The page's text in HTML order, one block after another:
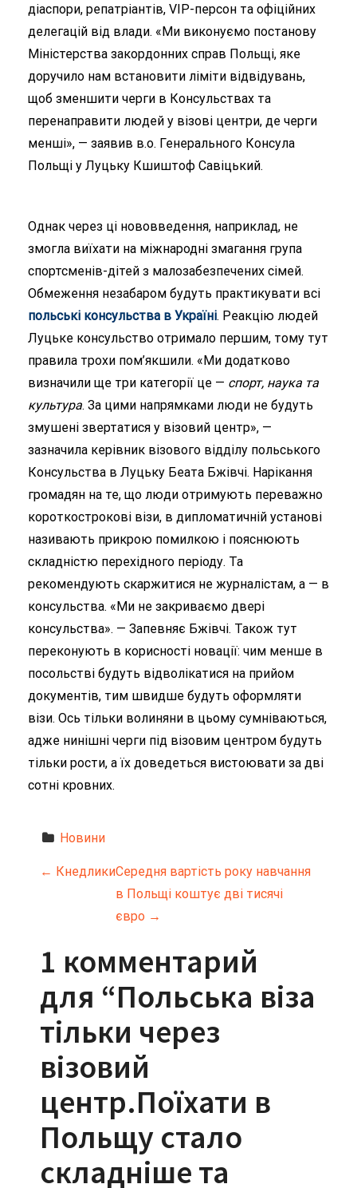
діаспори, репатріантів, VIP-персон та офіційних
делегацій від влади. «Ми виконуємо постанову
Міністерства закордонних справ Польщі, яке
доручило нам встановити ліміти відвідувань,
щоб зменшити черги в Консульствах та
перенаправити людей у візові центри, де черги
менші», — заявив в.о. Генерального Консула
Польщі у Луцьку Кшиштоф Савіцький.
Однак через ці нововведення, наприклад, не
змогла виїхати на міжнародні змагання група
спортсменів-дітей з малозабезпечених сімей.
Обмеження незабаром будуть практикувати всі
польські консульства в Україні. Реакцію людей
Луцьке консульство отримало першим, тому тут
правила трохи пом’якшили. «Ми додатково
визначили ще три категорії це — спорт, наука та
культура. За цими напрямками люди не будуть
змушені звертатися у візовий центр», —
зазначила керівник візового відділу польського
Консульства в Луцьку Беата Бжівчі. Нарікання
громадян на те, що люди отримують переважно
короткострокові візи, в дипломатичній установі
називають прикрою помилкою і пояснюють
складністю перехідного періоду. Та
рекомендують скаржитися не журналістам, а — в
консульства. «Ми не закриваємо двері
консульства». — Запевняє Бжівчі. Також тут
переконують в корисності новації: чим менше в
посольстві будуть відволікатися на прийом
документів, тим швидше будуть оформляти
візи. Ось тільки волиняни в цьому сумніваються,
адже нинішні черги під візовим центром будуть
тільки рости, а їх доведеться вистоювати за дві
сотні кровних.
Новини
Н
в
и
г
а
ц
и
я
← КнедликиСередня вартість року навчання
в Польщі коштує дві тисячі
євро →
1 комментарий
для “Польська віза
тільки через
візовий
центр.Поїхати в
Польщу стало
складніше та